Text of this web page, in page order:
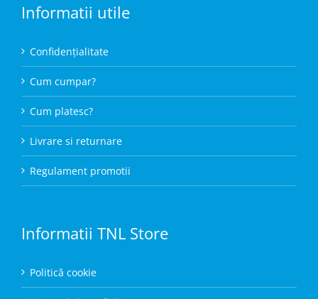
Informatii utile
Confidențialitate
Cum cumpar?
Cum platesc?
Livrare si returnare
Regulament promotii
Informatii TNL Store
Politică cookie